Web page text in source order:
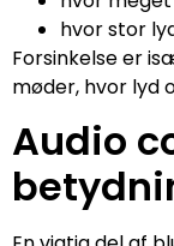
hvor stor
Forsinkelse er
møder, hvor lyd
Audio